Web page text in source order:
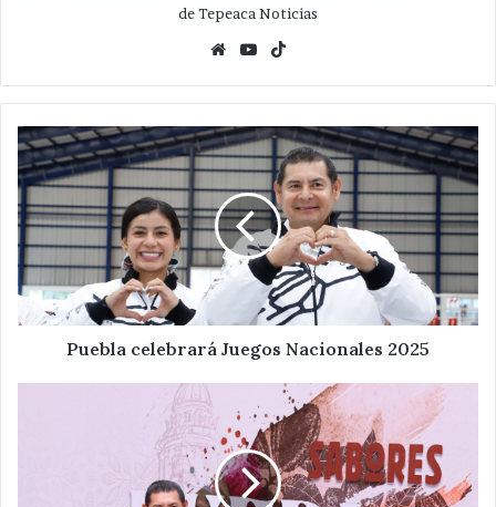
de Tepeaca Noticias
WebsiteYouTube
Puebla
celebrará
Juegos
Nacionales
2025
Puebla celebrará Juegos Nacionales 2025